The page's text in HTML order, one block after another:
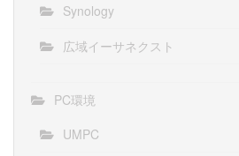
Synology
広域イーサネクスト
PC環境
UMPC